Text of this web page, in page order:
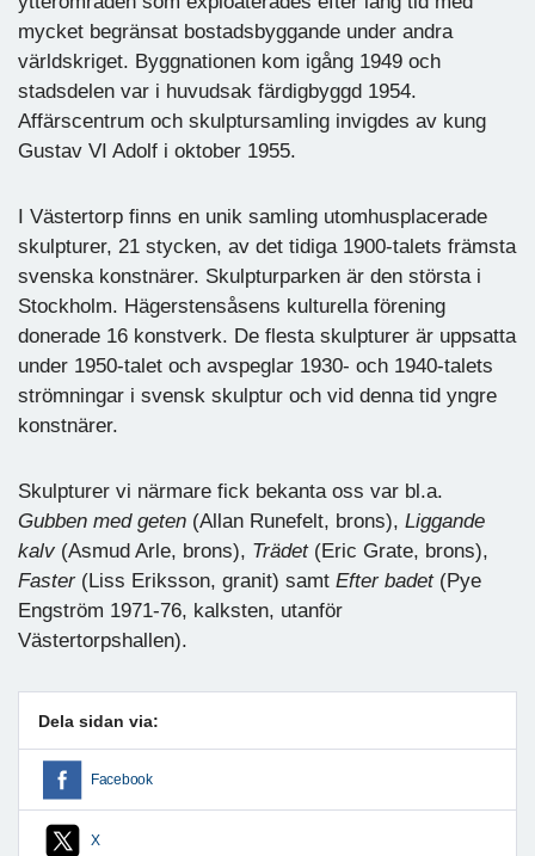
mycket begränsat bostadsbyggande under andra
världskriget. Byggnationen kom igång 1949 och
stadsdelen var i huvudsak färdigbyggd 1954.
Affärscentrum och skulptursamling invigdes av kung
Gustav VI Adolf i oktober 1955.
I Västertorp finns en unik samling utomhusplacerade
skulpturer, 21 stycken, av det tidiga 1900-talets främsta
svenska konstnärer. Skulpturparken är den största i
Stockholm. Hägerstensåsens kulturella förening
donerade 16 konstverk. De flesta skulpturer är uppsatta
under 1950-talet och avspeglar 1930- och 1940-talets
strömningar i svensk skulptur och vid denna tid yngre
konstnärer.
Skulpturer vi närmare fick bekanta oss var bl.a.
Gubben med geten (Allan Runefelt, brons), Liggande
kalv (Asmud Arle, brons), Trädet (Eric Grate, brons),
Faster (Liss Eriksson, granit) samt Efter badet (Pye
Engström 1971-76, kalksten, utanför
Västertorpshallen).
Dela sidan via:
Facebook
X